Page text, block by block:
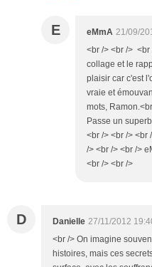
E eMmA 21/09/
<br /> <br /> <br
collage et le
plaisir car c'est
vraie et
mots,
Passe un
<br /> <br /> <br
/> <br /> <br />
<br /> <br />
D Danielle 27/11/2012
<br /> On imagine
histoires, mais ces